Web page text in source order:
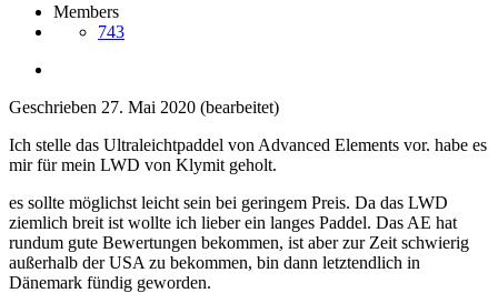
Members
743
Geschrieben 27. Mai 2020 (bearbeitet)
Ich stelle das Ultraleichtpaddel von Advanced Elements vor. habe es
mir für mein LWD von Klymit geholt.
es sollte möglichst leicht sein bei geringem Preis. Da das LWD
ziemlich breit ist wollte ich lieber ein langes Paddel. Das AE hat
rundum gute Bewertungen bekommen, ist aber zur Zeit schwierig
außerhalb der USA zu bekommen, bin dann letztendlich in
Dänemark fündig geworden.